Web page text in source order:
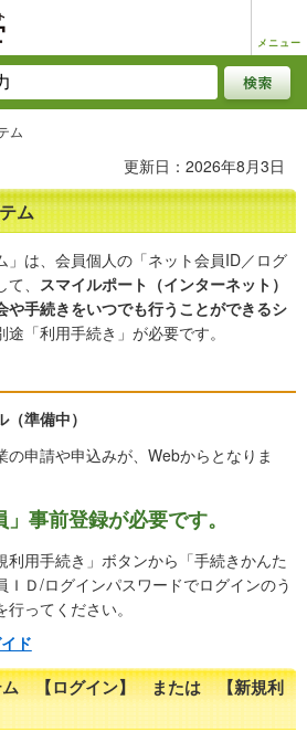
メニュー
ム
更新日：2026年8月3日
ム
」は、会員個人の「ネット会員ID／ログ
、 スマイルポート（インターネット）
や手続きをいつでも行うことができるシ
「利用手続き」が必要です。
準備中）
の申請や申込みが、Webからとなりま
事前登録が必要です。
利用手続き」ボタンから「手続きかんた
ＩＤ/ログインパスワードでログインのう
ってください。
ド
ム 【ログイン】 または 【新規利